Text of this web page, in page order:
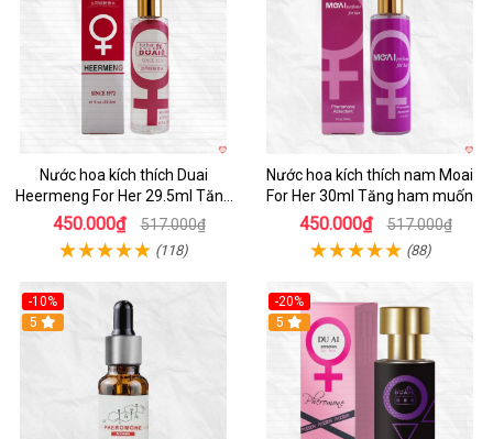
Nước hoa kích thích Duai
Heermeng For Her 29.5ml Tăng
hưng phấn
450.000₫ 517.000₫
(118)
Nước hoa kích thích nam Moai
For Her 30ml Tăng ham muốn
450.000₫ 517.000₫
(88)
-10%
5
-20%
5